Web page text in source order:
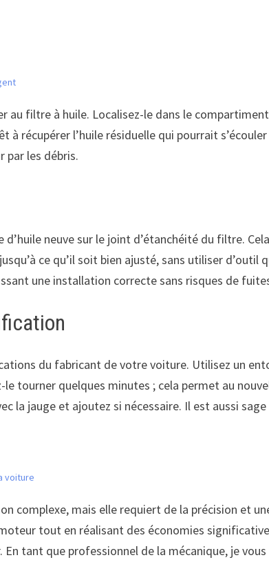
au filtre à huile. Localisez-le dans le
à récupérer l’huile résiduelle qui pourrait
les débris.
d’huile neuve sur le joint d’étanchéité du filtre.
ce qu’il soit bien ajusté, sans utiliser d’outil
une installation correcte sans risques de
du fabricant de votre voiture. Utilisez un
tourner quelques minutes ; cela permet au
la jauge et ajoutez si nécessaire. Il est aussi
voiture
complexe, mais elle requiert de la précision et
tout en réalisant des économies
tant que professionnel de la mécanique, je